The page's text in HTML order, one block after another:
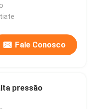
barra
Fale Conosco
pressão